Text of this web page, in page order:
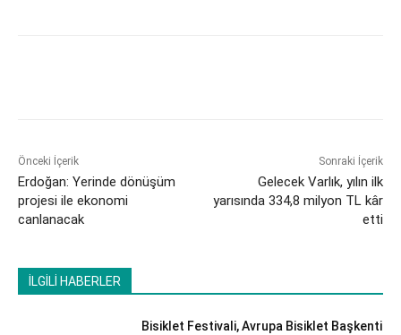
Önceki İçerik
Erdoğan: Yerinde dönüşüm
projesi ile ekonomi
canlanacak
Sonraki İçerik
Gelecek Varlık, yılın ilk
yarısında 334,8 milyon TL kâr
etti
İLGİLİ HABERLER
Bisiklet Festivali, Avrupa Bisiklet Başkenti